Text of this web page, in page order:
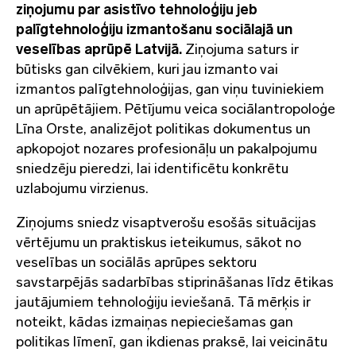
ziņojumu par asistīvo tehnoloģiju jeb
palīgtehnoloģiju izmantošanu sociālajā un
veselības aprūpē Latvijā. Ziņojuma saturs ir
būtisks gan cilvēkiem, kuri jau izmanto vai
izmantos palīgtehnoloģijas, gan viņu tuviniekiem
un aprūpētājiem. Pētījumu veica sociālantropoloģe
Līna Orste, analizējot politikas dokumentus un
apkopojot nozares profesionāļu un pakalpojumu
sniedzēju pieredzi, lai identificētu konkrētu
uzlabojumu virzienus.
Ziņojums sniedz visaptverošu esošās situācijas
vērtējumu un praktiskus ieteikumus, sākot no
veselības un sociālās aprūpes sektoru
savstarpējās sadarbības stiprināšanas līdz ētikas
jautājumiem tehnoloģiju ieviešanā. Tā mērķis ir
noteikt, kādas izmaiņas nepieciešamas gan
politikas līmenī, gan ikdienas praksē, lai veicinātu